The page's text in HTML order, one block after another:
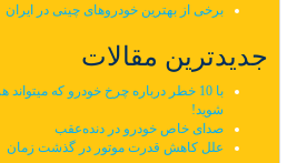
برخی از بهترین خودروهای چینی در ایران
جدیدترین مقالات
با 10 خطر درباره چرخ خودرو که میتواند
شوید!
صدای خاص خودرو در دنده‌عقب
علل کاهش قدرت موتور در گذشت زمان